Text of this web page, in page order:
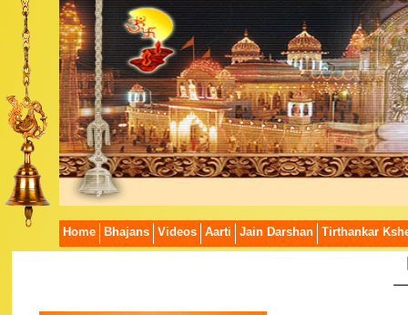
Home Bhajans Videos Aarti Jain Darshan Tirthankar